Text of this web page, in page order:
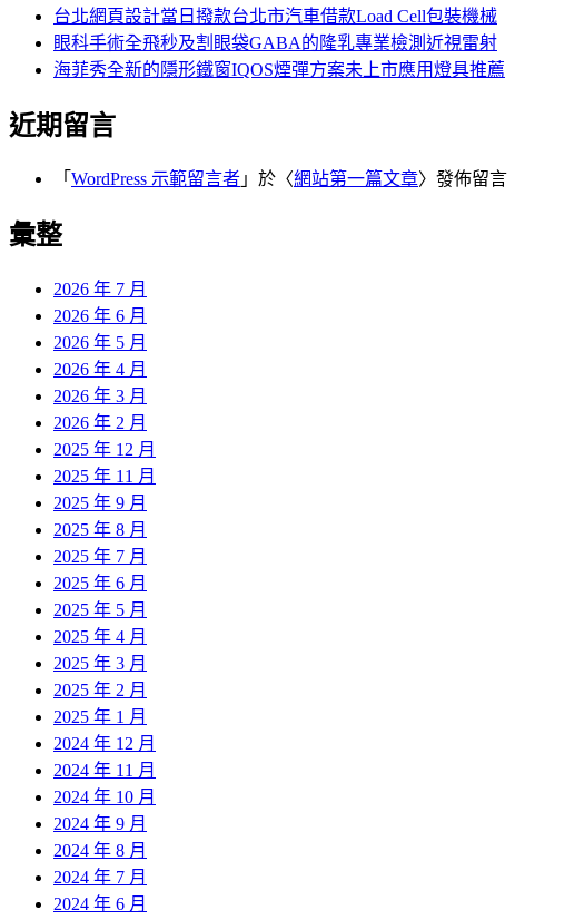
台北網頁設計當日撥款台北市汽車借款Load Cell包裝機械
眼科手術全飛秒及割眼袋GABA的隆乳專業檢測近視雷射
海菲秀全新的隱形鐵窗IQOS煙彈方案未上市應用燈具推薦
近期留言
「 WordPress 示範留言者 」於〈網站第一篇文章〉發佈留言
彙整
2026 年 7 月
2026 年 6 月
2026 年 5 月
2026 年 4 月
2026 年 3 月
2026 年 2 月
2025 年 12 月
2025 年 11 月
2025 年 9 月
2025 年 8 月
2025 年 7 月
2025 年 6 月
2025 年 5 月
2025 年 4 月
2025 年 3 月
2025 年 2 月
2025 年 1 月
2024 年 12 月
2024 年 11 月
2024 年 10 月
2024 年 9 月
2024 年 8 月
2024 年 7 月
2024 年 6 月